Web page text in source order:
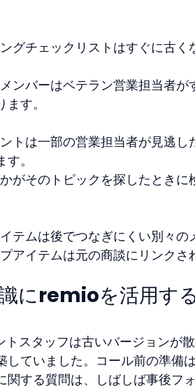
グチェックリストはすぐに古く
ンバーはベテラン営業担当者が
す。
トは一部の営業担当者が見逃し
。
がそのトピックを探したときに
テムは後でつなぎにくい別々の
アイテムは元の商談にリンクさ
にremioを活用す
スタッフは古いバージョンが
していました。コール前の準備
関する質問は、しばしば事後フ